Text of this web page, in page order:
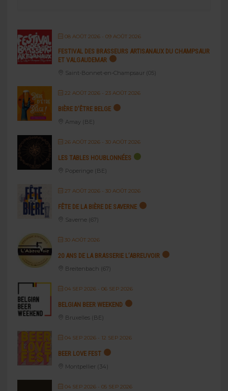
08 AOÛT 2026- 09 AOÛT 2026
FESTIVAL DES BRASSEURS ARTISANAUX DU CHAMPSAUR
ET VALGAUDEMAR
Saint-Bonnet-en-Champsaur (05)
22 AOÛT 2026- 23 AOÛT 2026
BIÈRE D’ÊTRE BELGE
Amay (BE)
26 AOÛT 2026- 30 AOÛT 2026
LES TABLES HOUBLONNÉES
Poperinge (BE)
27 AOÛT 2026- 30 AOÛT 2026
FÊTE DE LA BIÈRE DE SAVERNE
Saverne (67)
30 AOÛT 2026
20 ANS DE LA BRASSERIE L’ABREUVOIR
Breitenbach (67)
04 SEP 2026- 06 SEP 2026
BELGIAN BEER WEEKEND
Bruxelles (BE)
04 SEP 2026- 12 SEP 2026
BEER LOVE FEST
Montpellier (34)
04 SEP 2026- 05 SEP 2026